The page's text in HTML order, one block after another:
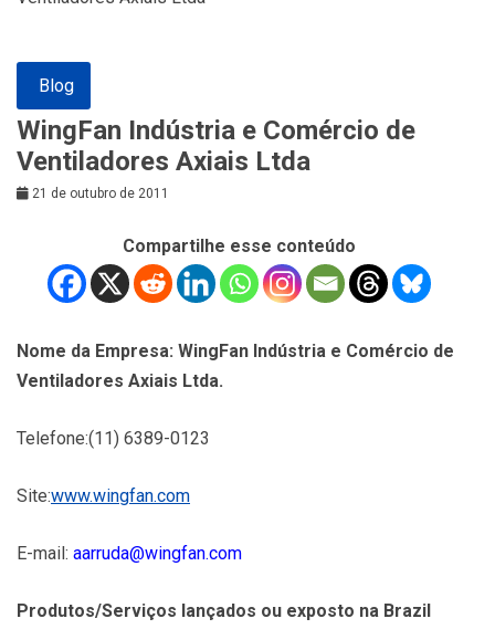
Blog
WingFan Indústria e Comércio de
Ventiladores Axiais Ltda
21 de outubro de 2011
Compartilhe esse conteúdo
Nome da Empresa: WingFan Indústria e Comércio de
Ventiladores Axiais Ltda.
Telefone:(11) 6389-0123
Site:www.wingfan.com
E-mail: aarruda@wingfan.com
Produtos/Serviços lançados ou exposto na Brazil